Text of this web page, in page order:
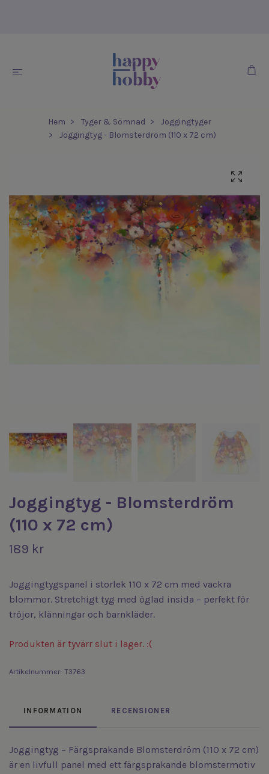
Hem Tyger & Sömnad
Joggingtyger
Joggingtyg - Blomsterdröm (110 x 72 cm)
Joggingtyg - Blomsterdröm
(110 x 72 cm)
189 kr
Joggingtygspanel i storlek 110 x 72 cm med vackra
blommor. Stretchigt tyg med öglad insida – perfekt för
tröjor, klänningar och barnkläder.
Produkten är tyvärr slut i lager. :(
Artikelnummer: T3763
INFORMATION RECENSIONER
Joggingtyg – Färgsprakande Blomsterdröm (110 x 72 cm)
är en livfull panel med ett färgsprakande blomster­motiv